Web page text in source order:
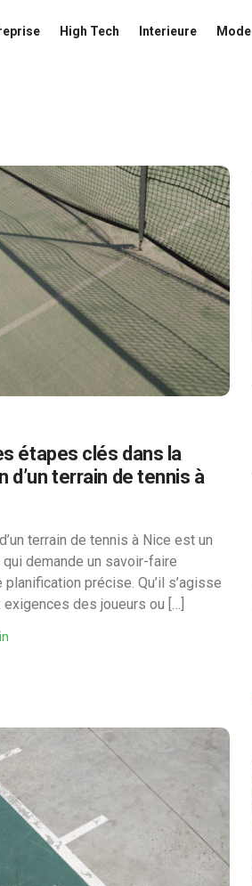
High Tech Interieure Mode
étapes clés dans la
d’un terrain de tennis à
terrain de tennis à Nice est un
demande un savoir-faire
précise. Qu’il s’agisse
des joueurs ou […]